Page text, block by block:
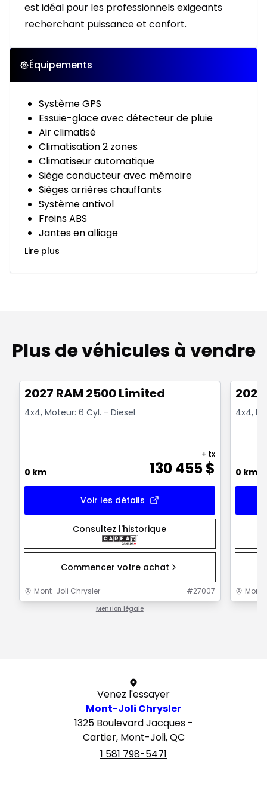
est idéal pour les professionnels exigeants
recherchant puissance et confort.
Équipements
Système GPS
Essuie-glace avec détecteur de pluie
Air climatisé
Climatisation 2 zones
Climatiseur automatique
Siège conducteur avec mémoire
Sièges arrières chauffants
Système antivol
Freins ABS
Jantes en alliage
Lire plus
Plus de véhicules à vendre
2027 RAM 2500 Limited
4x4, Moteur: 6 Cyl. - Diesel
0 km 130 455$
+ tx
Voir les détails
Consultez l'historique
Commencer votre achat
Mont-Joli Chrysler #27007
Mention légale
4x4,
0 km
Venez l'essayer
Mont-Joli Chrysler
1325 Boulevard Jacques -
Cartier, Mont-Joli, QC
1 581 798-5471